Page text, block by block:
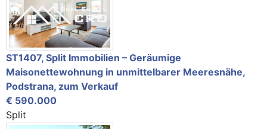
ST1407, Split Immobilien – Geräumige
Maisonettewohnung in unmittelbarer Meeresnähe,
Podstrana, zum Verkauf
€ 590.000
Split